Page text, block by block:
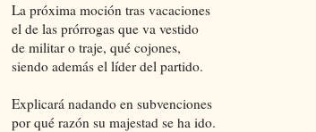
La próxima moción tras vacaciones
el de las prórrogas que va vestido
de militar o traje, qué cojones,
siendo además el líder del partido.
Explicará nadando en subvenciones
por qué razón su majestad se ha ido.